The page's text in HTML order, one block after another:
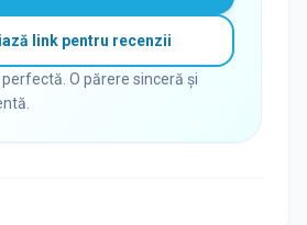
link pentru recenzii
O părere sinceră și